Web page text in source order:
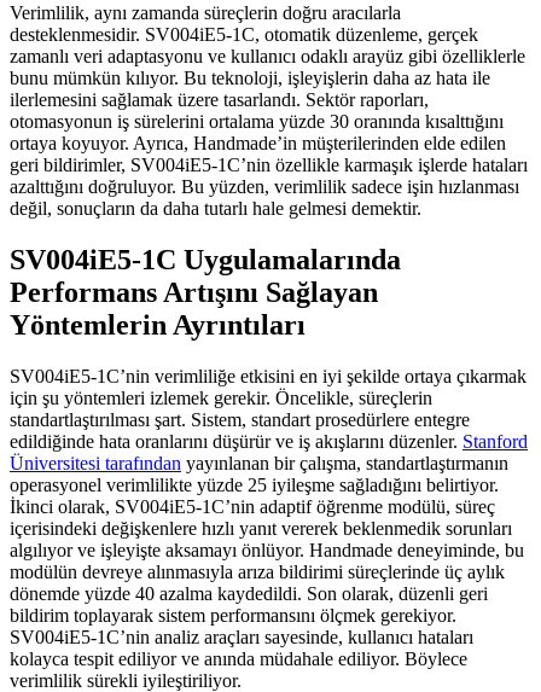
Verimlilik, aynı zamanda süreçlerin doğru aracılarla
desteklenmesidir. SV004iE5-1C, otomatik düzenleme, gerçek
zamanlı veri adaptasyonu ve kullanıcı odaklı arayüz gibi özelliklerle
bunu mümkün kılıyor. Bu teknoloji, işleyişlerin daha az hata ile
ilerlemesini sağlamak üzere tasarlandı. Sektör raporları,
otomasyonun iş sürelerini ortalama yüzde 30 oranında kısalttığını
ortaya koyuyor. Ayrıca, Handmade’in müşterilerinden elde edilen
geri bildirimler, SV004iE5-1C’nin özellikle karmaşık işlerde hataları
azalttığını doğruluyor. Bu yüzden, verimlilik sadece işin hızlanması
değil, sonuçların da daha tutarlı hale gelmesi demektir.
SV004iE5-1C Uygulamalarında
Performans Artışını Sağlayan
Yöntemlerin Ayrıntıları
SV004iE5-1C’nin verimliliğe etkisini en iyi şekilde ortaya çıkarmak
için şu yöntemleri izlemek gerekir. Öncelikle, süreçlerin
standartlaştırılması şart. Sistem, standart prosedürlere entegre
edildiğinde hata oranlarını düşürür ve iş akışlarını düzenler. Stanford
Üniversitesi tarafından yayınlanan bir çalışma, standartlaştırmanın
operasyonel verimlilikte yüzde 25 iyileşme sağladığını belirtiyor.
İkinci olarak, SV004iE5-1C’nin adaptif öğrenme modülü, süreç
içerisindeki değişkenlere hızlı yanıt vererek beklenmedik sorunları
algılıyor ve işleyişte aksamayı önlüyor. Handmade deneyiminde, bu
modülün devreye alınmasıyla arıza bildirimi süreçlerinde üç aylık
dönemde yüzde 40 azalma kaydedildi. Son olarak, düzenli geri
bildirim toplayarak sistem performansını ölçmek gerekiyor.
SV004iE5-1C’nin analiz araçları sayesinde, kullanıcı hataları
kolayca tespit ediliyor ve anında müdahale ediliyor. Böylece
verimlilik sürekli iyileştiriliyor.